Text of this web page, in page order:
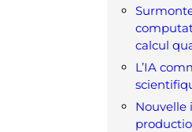
calcul
L’IA
Nouvelle